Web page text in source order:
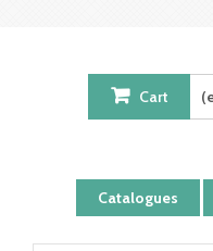
Catalogues
Cart